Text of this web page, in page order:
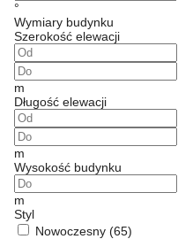
°
Wymiary budynku
Szerokość elewacji
m
Długość elewacji
m
Wysokość budynku
m
Styl
Nowoczesny (65)